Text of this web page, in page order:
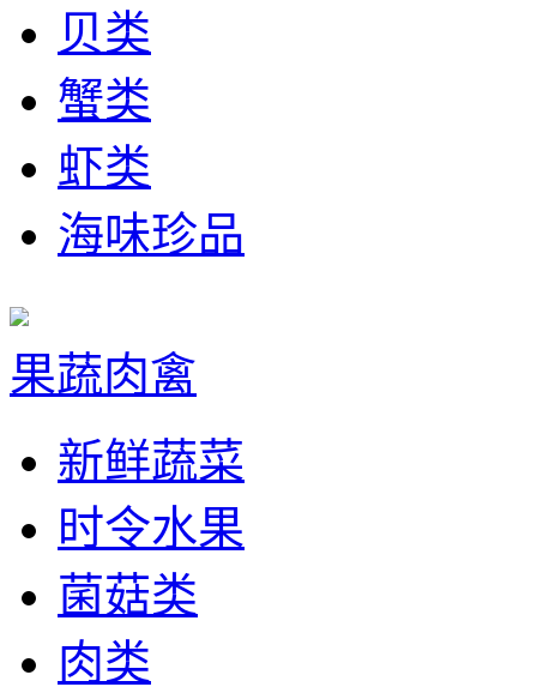
贝类
蟹类
虾类
海味珍品
果蔬肉禽
新鲜蔬菜
时令水果
菌菇类
肉类